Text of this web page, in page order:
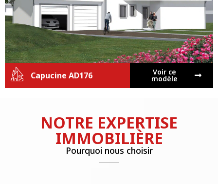
Capucine AD176 Voir ce
modèle
NOTRE EXPERTISE
IMMOBILIÈRE
Pourquoi nous choisir